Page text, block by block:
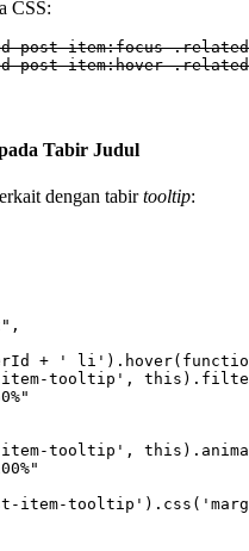
CSS:
post-item:focus
post-item:hover
Tabir Judul
dengan tabirtooltip:
+ '
tooltip',
tooltip',
item-